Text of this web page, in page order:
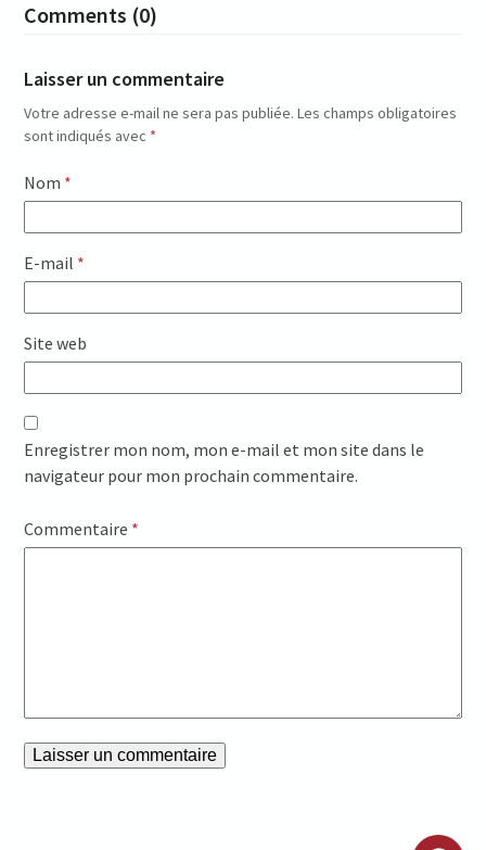
Comments (0)
Laisser un commentaire
Votre adresse e-mail ne sera pas publiée. Les champs obligatoires
sont indiqués avec *
Nom *
E-mail *
Site web
Enregistrer mon nom, mon e-mail et mon site dans le
navigateur pour mon prochain commentaire.
Commentaire *